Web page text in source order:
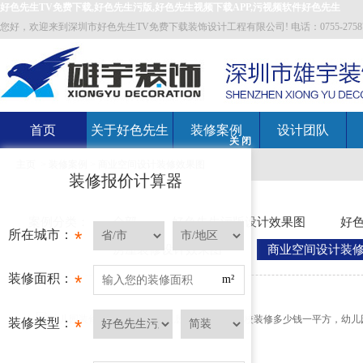
好色先生TV免费下载,好色先生污版,好色先生视频下载APP,污视频软件好色先生
您好，欢迎来到深圳市好色先生TV免费下载装饰设计工程有限公司! 电话：0755-
首页 关于好色先生 装修案例 设计团队
全部 好色先生污版设计效果图 好
房屋装修设计效果图 商业空间设计装
关 闭
装修报价计算器
*
所在城市：
*
装修面积： m²
*
装修类型：